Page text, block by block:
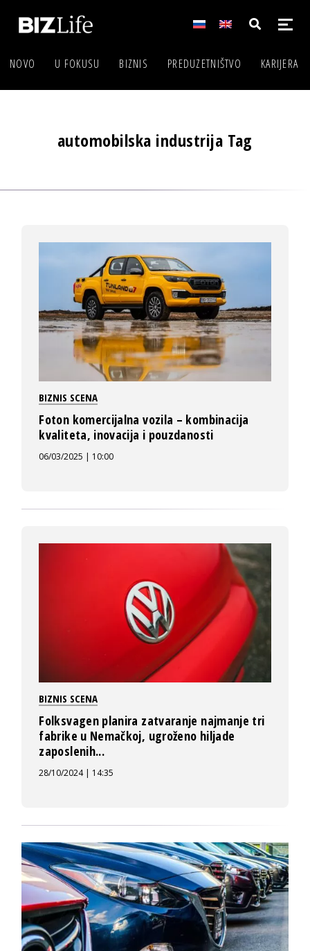
NOVO U FOKUSU BIZNIS PREDUZETNIŠTVO KARIJERA
automobilska industrija Tag
BIZNIS SCENA
Foton komercijalna vozila – kombinacija
kvaliteta, inovacija i pouzdanosti
06/03/2025 | 10:00
BIZNIS SCENA
Folksvagen planira zatvaranje najmanje tri
fabrike u Nemačkoj, ugroženo hiljade
zaposlenih...
28/10/2024 | 14:35